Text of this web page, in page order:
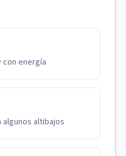
energía
altibajos